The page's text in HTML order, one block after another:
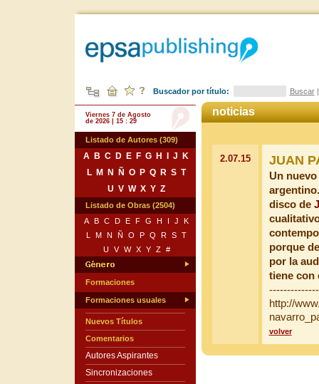
Buscador por título: Buscar
Viernes 7 de Agosto
de 2026 | 15 : 29
Listado de Autores (309)
A B C D E F G H J
K
L
M N Ñ O P Q R S T
U V W X Y Z
Listado de Obras (2504)
A
B C D E F G H I J
K
L
M N Ñ O P Q R S T
U
V W X Y Z #
Formaciones
Formaciones usuales
Nuevos Títulos
Comentarios
Autores Aspirantes
Sincronizaciones
noticias
2.07.15 JUAN
Un
disco de
porque
por la
tiene con
http://
volver